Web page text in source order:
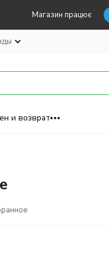
Магазин працює
и возврат